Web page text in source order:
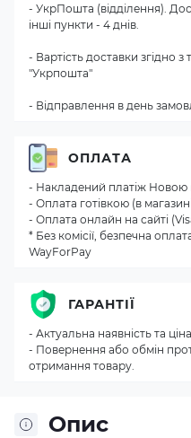
Опис
- УкрПошта (відділення).
інші пункти - 4 днів.
- Вартість доставки згідно
"Укрпошта"
- Відправлення в день
ОПЛАТА
- Накладений платіж
- Оплата готівкою (в
- Оплата онлайн на сайті
* Без комісії, безпечна
WayForPay
ГАРАНТІЇ
- Актуальна наявність та
- Повернення або обмін
отримання товару.